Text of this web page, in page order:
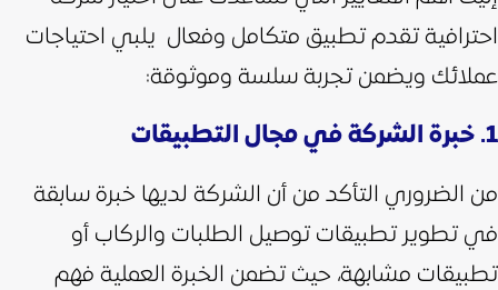
احترافية تقدم تطبيق متكامل وفعال يلبي احتياجات
عملائك ويضمن تجربة سلسة وموثوقة:
1. خبرة الشركة في مجال التطبيقات
من الضروري التأكد من أن الشركة لديها خبرة سابقة
في تطوير تطبيقات توصيل الطلبات والركاب أو
تطبيقات مشابهة، حيث تضمن الخبرة العملية فهم